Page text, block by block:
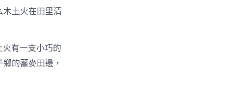
土火在田里清
有一支小巧的
的蕎麥田邊，